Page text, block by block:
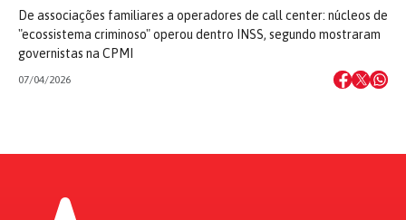
De associações familiares a operadores de call center: núcleos de
"ecossistema criminoso" operou dentro INSS, segundo mostraram
governistas na CPMI
07/04/2026